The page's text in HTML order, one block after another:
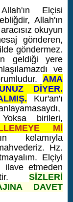
Elçisi
Allah'ın
okuyun
gönderen,
göndermez.
geldiği yere
ve
AMA
DİYER.
Kur'an'ı
birileri,
Mİ
kelamıyla
Hz.
Elçiyi
ilave etmeden
SİZLERİ
DAVET